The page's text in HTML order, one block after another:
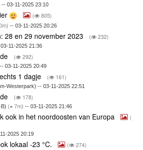
03-11-2025 23:10
( 805)
-- 03-11-2025 20:26
28 en 29 november 2023 ( 232)
11-2025 21:36
( 292)
03-11-2025 20:49
1 dagje ( 161)
Westerpark) -- 03-11-2025 22:51
( 178)
( 7m) -- 03-11-2025 21:46
ook in het noordoosten van Europa
(
2025 20:19
lokaal -23 °C. ( 274)